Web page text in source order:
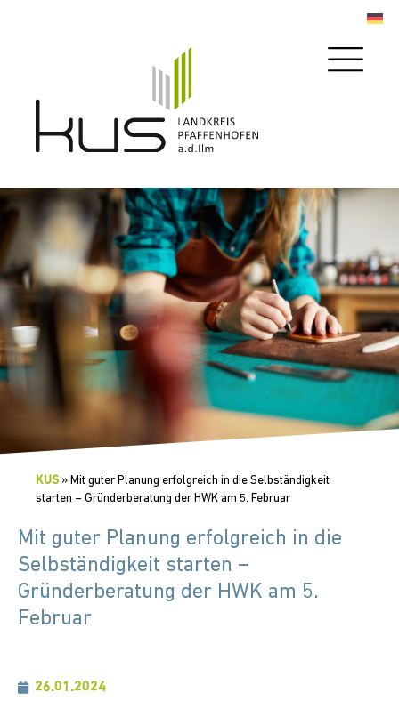
KUS » Mit guter Planung erfolgreich in die Selbständigkeit
starten – Gründerberatung der HWK am 5. Februar
Mit guter Planung erfolgreich in die
Selbständigkeit starten –
Gründerberatung der HWK am 5.
Februar
26.01.2024